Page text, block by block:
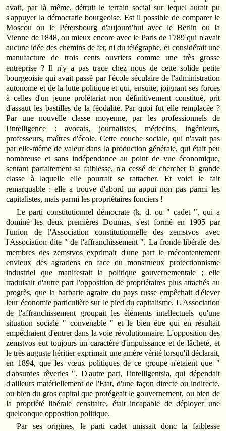
avait, par là même, détruit le terrain social sur lequel aurait pu
s'appuyer la démocratie bourgeoise. Est il possible de comparer le
Moscou ou le Pétersbourg d'aujourd'hui avec le Berlin ou la
Vienne de 1848, ou mieux encore avec le Paris de 1789 qui n'avait
aucune idée des chemins de fer, ni du télégraphe, et considérait une
manufacture de trois cents ouvriers comme une très grosse
entreprise ? Il n'y a pas trace chez nous de cette solide petite
bourgeoisie qui avait passé par l'école séculaire de l'administration
autonome et de la lutte politique et qui, ensuite, joignant ses forces
à celles d'un jeune prolétariat non définitivement constitué, prit
d'assaut les bastilles de la féodalité. Par quoi fut elle remplacée ?
Par une nouvelle classe moyenne, par les professionnels de
l'intelligence : avocats, journalistes, médecins, ingénieurs,
professeurs, maîtres d'école. Cette couche sociale, qui n'avait pas
par elle-même de valeur dans la production générale, qui était peu
nombreuse et sans indépendance au point de vue économique,
sentant parfaitement sa faiblesse, n'a cessé de chercher la grande
classe à laquelle elle pourrait se rattacher. Et voici le fait
remarquable : elle a trouvé d'abord un appui non pas parmi les
capitalistes, mais parmi les propriétaires fonciers !
Le parti constitutionnel démocrate (k. d. ou " cadet ", qui a
dominé les deux premières Doumas, s'est formé en 1905 par
l'union de l'Association constitutionnelle des zemstvos avec
l'Association dite " de l'affranchissement ". La fronde libérale des
membres des zemstvos exprimait d'une part le mécontentement
envieux des agrariens en face du monstrueux protectionnisme
industriel que manifestait la politique gouvernementale ; elle
traduisait d'autre part l'opposition de propriétaires plus attachés au
progrès, que la barbarie agraire du pays russe empêchait d'élever
leur économie particulière sur le pied du capitalisme. L'Association
de l'affranchissement groupait les éléments intellectuels qu'une
situation sociale " convenable " et le bien être qui en résultait
empêchaient d'entrer dans la voie révolutionnaire. L'opposition des
zemstvos eut toujours un caractère d'impuissance et de lâcheté, et
le très auguste héritier exprimait une amère vérité lorsqu'il déclarait,
en 1894, que les vœux politiques de ce groupe n'étaient que "
d'absurdes rêveries ". D'autre part, l'intelligentsia, qui dépendait
d'ailleurs matériellement de l'Etat, d'une façon directe ou indirecte,
ou bien du gros capital que protégeait le gouvernement, ou bien de
la propriété libérale censitaire, était incapable de déployer une
quelconque opposition politique.
Par ses origines, le parti cadet unissait donc la faiblesse